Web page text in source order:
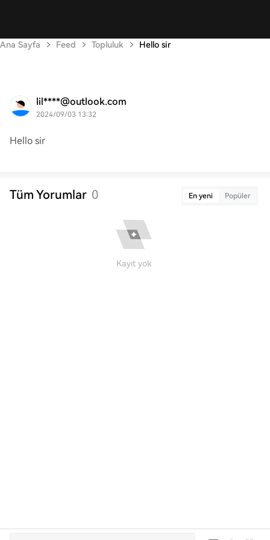
Ana Sayfa Feed Topluluk Hello sir
lil****@outlook.com
2024/09/03 13:32
Hello sir
Tüm Yorumlar 0 En yeni Popüler
Kayıt yok